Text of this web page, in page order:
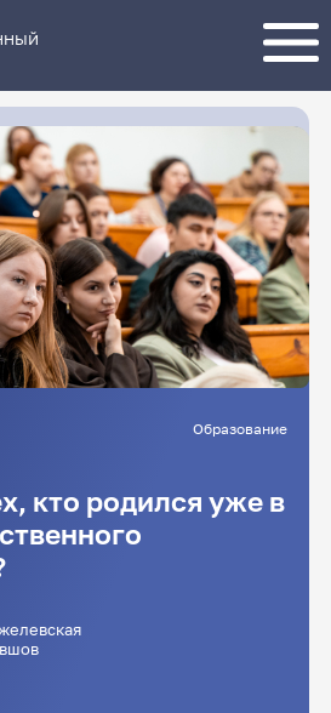
Образование
кто родился уже в